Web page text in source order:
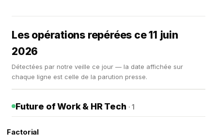
Les opérations repérées ce 11 juin
2026
Détectées par notre veille ce jour — la date affichée sur
chaque ligne est celle de la parution presse.
Future of Work & HR Tech · 1
Factorial